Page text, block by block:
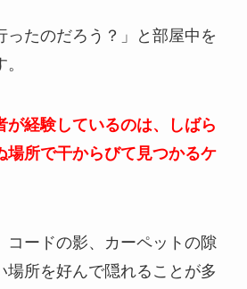
ったのだろう？」と部屋中を
が経験しているのは、しばら
場所で干からびて見つかるケ
コードの影、カーペットの隙
場所を好んで隠れることが多